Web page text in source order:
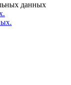
данных